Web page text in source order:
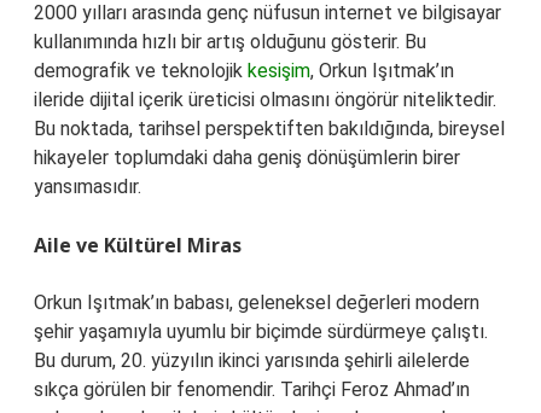
2000 yılları arasında genç nüfusun internet ve bilgisayar
kullanımında hızlı bir artış olduğunu gösterir. Bu
demografik ve teknolojik kesişim, Orkun Işıtmak’ın
ileride dijital içerik üreticisi olmasını öngörür niteliktedir.
Bu noktada, tarihsel perspektiften bakıldığında, bireysel
hikayeler toplumdaki daha geniş dönüşümlerin birer
yansımasıdır.
Aile ve Kültürel Miras
Orkun Işıtmak’ın babası, geleneksel değerleri modern
şehir yaşamıyla uyumlu bir biçimde sürdürmeye çalıştı.
Bu durum, 20. yüzyılın ikinci yarısında şehirli ailelerde
sıkça görülen bir fenomendir. Tarihçi Feroz Ahmad’ın